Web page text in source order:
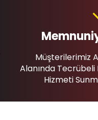
Müşterilerimiz
Alanında Tecrübeli
Hizmeti